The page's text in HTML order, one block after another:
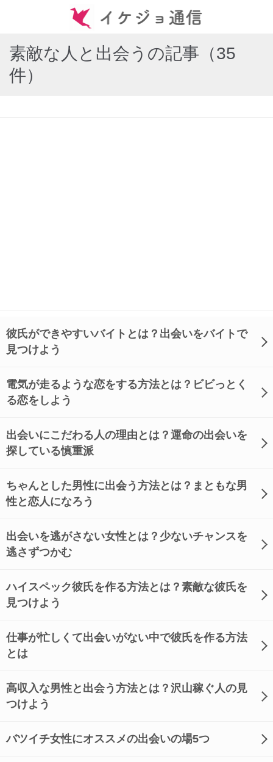
素敵な人と出会うの記事（35
件）
彼氏ができやすいバイトとは？出会いをバイトで
見つけよう
電気が走るような恋をする方法とは？ビビっとく
る恋をしよう
出会いにこだわる人の理由とは？運命の出会いを
探している慎重派
ちゃんとした男性に出会う方法とは？まともな男
性と恋人になろう
出会いを逃がさない女性とは？少ないチャンスを
逃さずつかむ
ハイスペック彼氏を作る方法とは？素敵な彼氏を
見つけよう
仕事が忙しくて出会いがない中で彼氏を作る方法
とは
高収入な男性と出会う方法とは？沢山稼ぐ人の見
つけよう
バツイチ女性にオススメの出会いの場5つ